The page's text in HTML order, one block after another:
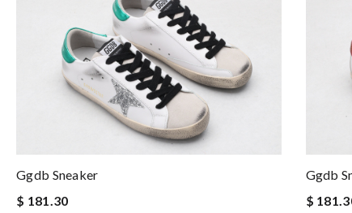
Ggdb Sneaker
$ 181.30
Ggdb
$